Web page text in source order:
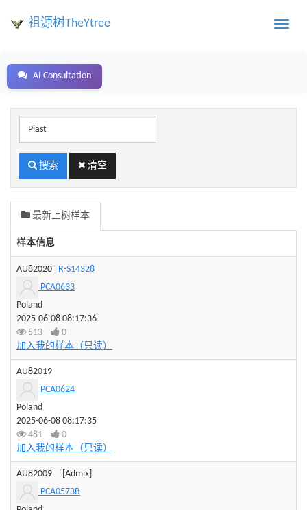
Toggle
祖源树TheYtree
AI Consultation
或
地
区、
姓
氏
关
键
字
搜索 清空
最新上树样本
样本信息
AU82020 R-S14328
PCA0633
Poland
2025-06-08 08:17:36
513
0
加入我的样本（只读）
AU82019
PCA0624
Poland
2025-06-08 08:17:35
481
0
加入我的样本（只读）
AU82009
[Admix]
PCA0573B